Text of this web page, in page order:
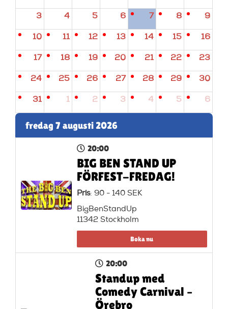
3 4 5 6 7 8 9
10 11 12 13 14 15 16
17 18 19 20 21 22 23
24 25 26 27 28 29 30
31 1 2 3 4 5 6
fredag 7 augusti 2026
20:00
BIG BEN STAND UP
FÖRFEST-FREDAG!
Pris: 90 - 140 SEK
BigBenStandUp
11342 Stockholm
Boka nu
20:00
Standup med
Comedy Carnival –
Örebro